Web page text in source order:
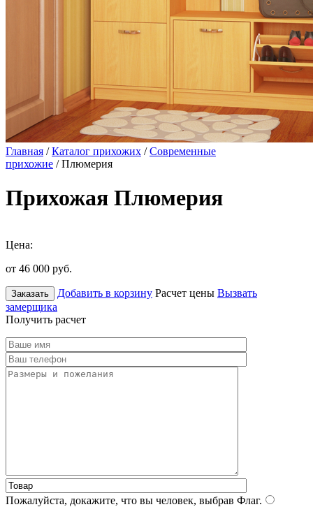
Главная /Каталог прихожих /Современные
прихожие / Плюмерия
Прихожая Плюмерия
Цена:
от 46 000 руб.
Заказать Добавить в корзину Расчет цены Вызвать
замерщика
Получить расчет
Пожалуйста, докажите, что вы человек, выбрав Флаг.